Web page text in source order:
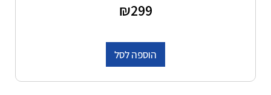
₪299
הוספה לסל